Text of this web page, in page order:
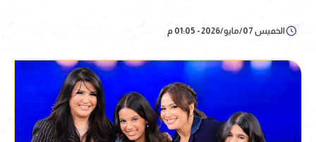
الخميس 07/مايو/2026 - 01:05 م